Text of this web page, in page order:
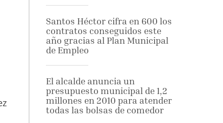
Santos Héctor cifra en 600 los
contratos conseguidos este
año gracias al Plan Municipal
de Empleo
El alcalde anuncia un
presupuesto municipal de 1,2
millones en 2010 para atender
todas las bolsas de comedor